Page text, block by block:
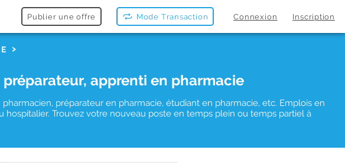
Publier une offre Mode Transaction Connexion Inscription
apprenti en pharmacie
préparateur en pharmacie, étudiant en pharmacie, etc. Emplois en
hospitalier. Trouvez votre nouveau poste en temps plein ou temps partiel à